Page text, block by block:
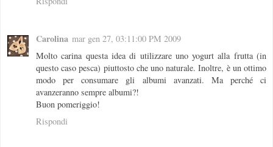
Carolina mar gen 27, 03:11:00 PM 2009
Molto carina questa idea di utilizzare uno yogurt alla frutta (in
questo caso pesca) piuttosto che uno naturale. Inoltre, è un ottimo
modo per consumare gli albumi avanzati. Ma perché ci
avanzeranno sempre albumi?!
Buon pomeriggio!
Rispondi